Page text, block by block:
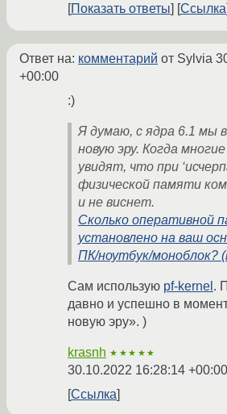
Показать ответы
Ссылка
Ответ на: комментарий от Sylvia
+00:00
:)
Я думаю, с ядра 6.1 мы
новую эру. Когда
увидят, что при
физической памяти
и не виснет.
Сколько оперативной
установлено на ваш
ПК/ноутбук/моноблок?
Сам использую pf-kernel .
давно и успешно в
новую эру». )
krasnh ★★★★★
30.10.2022 16:28:14 +00:00
Ссылка